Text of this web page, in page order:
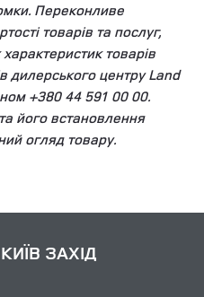
Переконливе
товарів та послуг,
товарів
дилерського центру Land
+380 44 591 00 00.
його встановлення
огляд товару.
ЗАХІД